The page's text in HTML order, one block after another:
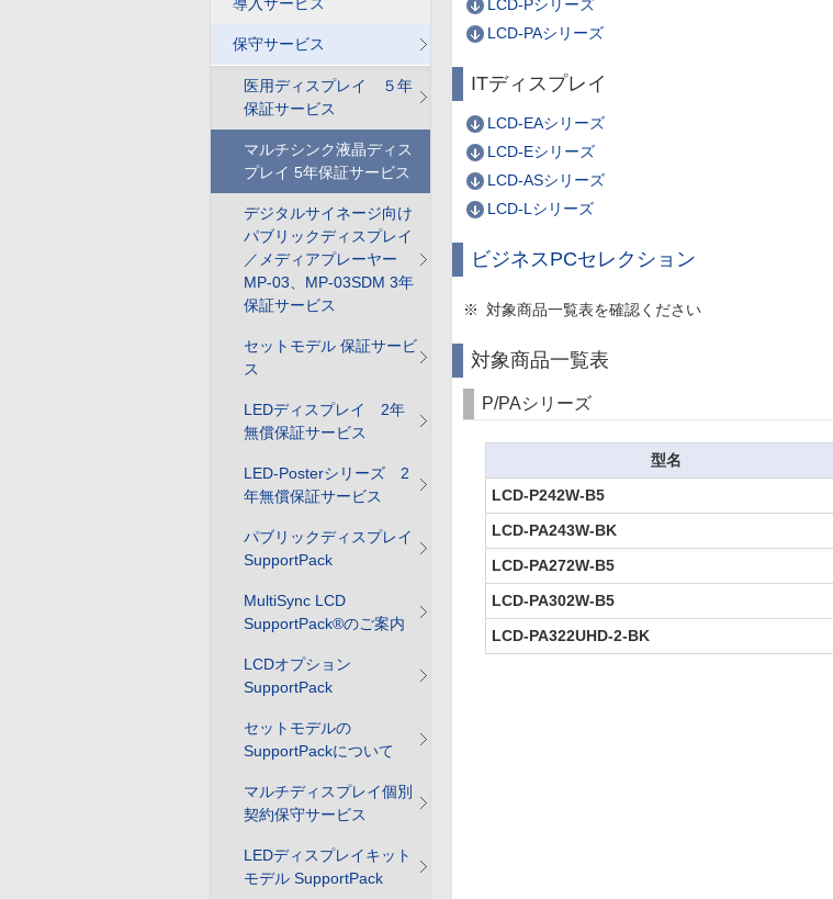
LCD-Pシリーズ
LCD-PAシリーズ
ITディスプレイ
LCD-EAシリーズ
LCD-Eシリーズ
LCD-ASシリーズ
LCD-Lシリーズ
ビジネスPCセレクション
※ 対象商品一覧表を確認ください
対象商品一覧表
P/PAシリーズ
型名
LCD-P242W-B5
LCD-PA243W-BK
LCD-PA272W-B5
LCD-PA302W-B5
LCD-PA322UHD-2-BK
保守サービス
医用ディスプレイ ５年
保証サービス
マルチシンク液晶ディス
プレイ 5年保証サービス
デジタルサイネージ向け
パブリックディスプレイ
／メディアプレーヤー
MP-03、MP-03SDM 3年
保証サービス
セットモデル 保証サービ
ス
LEDディスプレイ 2年
無償保証サービス
LED-Posterシリーズ 2
年無償保証サービス
パブリックディスプレイ
SupportPack
MultiSync LCD
SupportPack®のご案内
LCDオプション
SupportPack
セットモデルの
SupportPackについて
マルチディスプレイ個別
契約保守サービス
LEDディスプレイキット
モデル SupportPack